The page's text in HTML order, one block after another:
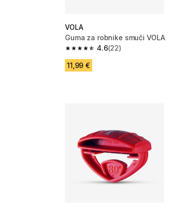
VOLA
Guma za robnike smuči VOLA
4.6
4.6 od 5 zvezdic from 22 ocene
(22)
11,99 €